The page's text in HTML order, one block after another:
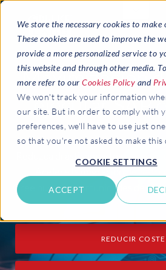
We store the necessary cookies to make
These cookies are used to improve the
provide a more personalized service to
this website and through other media.
more refer to our Cookies Policy and
We won't track your information
our site. But in order to comply with
preferences, we'll have to use just
so that you're not asked to make this
COOKIE SETTINGS
ACCEPT
Maximización
ejecutar SAP
Reduzca drásticamente el
Acelere la migración de SAP
Cree nuevas oportunidades de
REDUCIR